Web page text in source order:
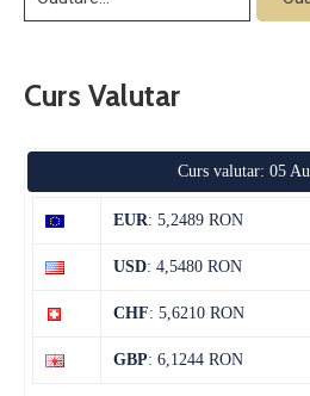
Curs Valutar
Curs valutar: 05
EUR: 5,2489 RON
USD: 4,5480 RON
CHF: 5,6210 RON
GBP: 6,1244 RON